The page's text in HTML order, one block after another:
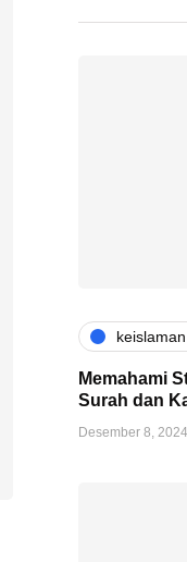
keislaman
Memahami
Surah dan
Desember 8, 2024